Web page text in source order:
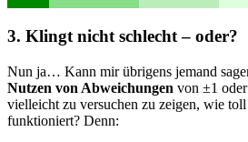
3. Klingt nicht schlecht – oder?
Nun ja… Kann mir übrigens jemand
Nutzen von Abweichungen von ±1
vielleicht zu versuchen zu zeigen, wie
funktioniert? Denn: